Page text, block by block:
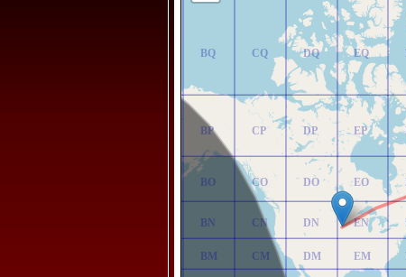
BM
BN
BO
BP
BQ
CM
CN
CO
CP
CQ
DM
DN
DO
DP
DQ
EM
EN
EO
EP
EQ